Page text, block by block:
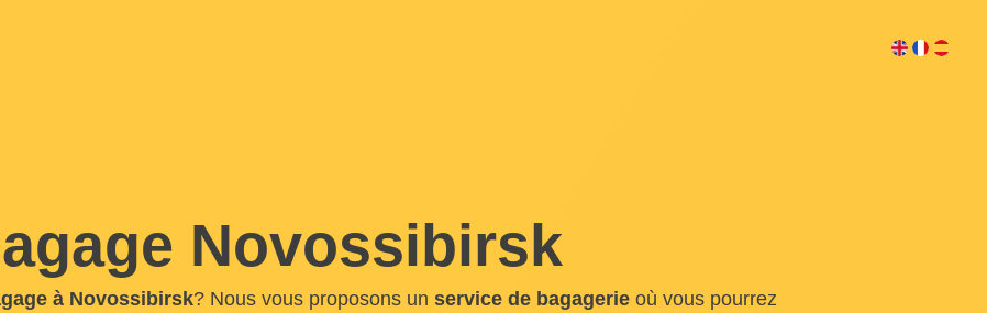
Novossibirsk
à Novossibirsk? Nous vous proposons un service de bagagerie où vous pourrez